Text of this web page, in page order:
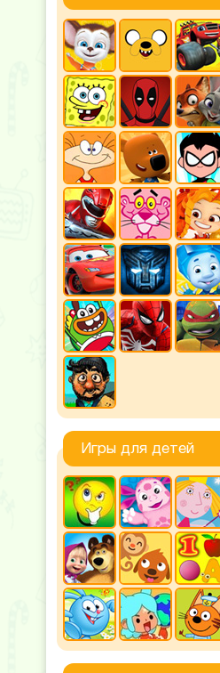
Игры для детей